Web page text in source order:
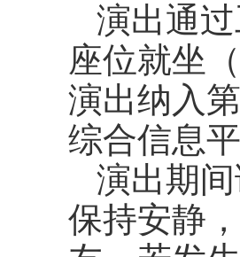
演出通
座位就坐
演出纳入
综合信息
演出期
保持安静